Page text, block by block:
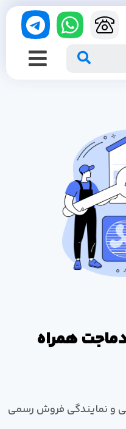
همراه
و نمایندگی فروش رسمی